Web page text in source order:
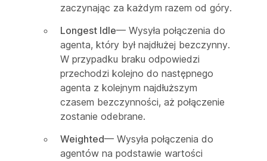
zaczynając za każdym razem od góry.
Longest Idle— Wysyła połączenia do
agenta, który był najdłużej bezczynny.
W przypadku braku odpowiedzi
przechodzi kolejno do następnego
agenta z kolejnym najdłuższym
czasem bezczynności, aż połączenie
zostanie odebrane.
Weighted— Wysyła połączenia do
agentów na podstawie wartości